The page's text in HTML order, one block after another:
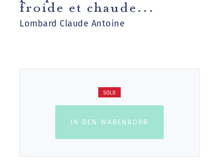
froide et chaude...
Lombard Claude Antoine
SOLD
IN DEN WARENKORB